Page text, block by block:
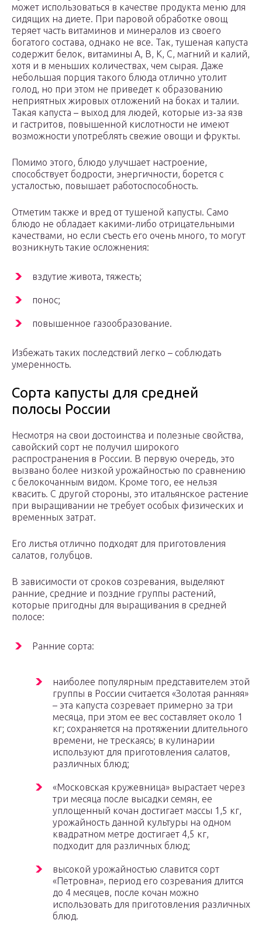
может использоваться в качестве продукта меню для
сидящих на диете. При паровой обработке овощ
теряет часть витаминов и минералов из своего
богатого состава, однако не все. Так, тушеная капуста
содержит белок, витамины А, В, К, С, магний и калий,
хотя и в меньших количествах, чем сырая. Даже
небольшая порция такого блюда отлично утолит
голод, но при этом не приведет к образованию
неприятных жировых отложений на боках и талии.
Такая капуста – выход для людей, которые из-за язв
и гастритов, повышенной кислотности не имеют
возможности употреблять свежие овощи и фрукты.
Помимо этого, блюдо улучшает настроение,
способствует бодрости, энергичности, борется с
усталостью, повышает работоспособность.
Отметим также и вред от тушеной капусты. Само
блюдо не обладает какими-либо отрицательными
качествами, но если съесть его очень много, то могут
возникнуть такие осложнения:
вздутие живота, тяжесть;
понос;
повышенное газообразование.
Избежать таких последствий легко – соблюдать
умеренность.
Сорта капусты для средней
полосы России
Несмотря на свои достоинства и полезные свойства,
савойский сорт не получил широкого
распространения в России. В первую очередь, это
вызвано более низкой урожайностью по сравнению
с белокочанным видом. Кроме того, ее нельзя
квасить. С другой стороны, это итальянское растение
при выращивании не требует особых физических и
временных затрат.
Его листья отлично подходят для приготовления
салатов, голубцов.
В зависимости от сроков созревания, выделяют
ранние, средние и поздние группы растений,
которые пригодны для выращивания в средней
полосе:
Ранние сорта:
наиболее популярным представителем этой
группы в России считается «Золотая ранняя»
– эта капуста созревает примерно за три
месяца, при этом ее вес составляет около 1
кг; сохраняется на протяжении длительного
времени, не трескаясь; в кулинарии
используют для приготовления салатов,
различных блюд;
«Московская кружевница» вырастает через
три месяца после высадки семян, ее
уплощенный кочан достигает массы 1,5 кг,
урожайность данной культуры на одном
квадратном метре достигает 4,5 кг,
подходит для различных блюд;
высокой урожайностью славится сорт
«Петровна», период его созревания длится
до 4 месяцев, после кочан можно
использовать для приготовления различных
блюд.